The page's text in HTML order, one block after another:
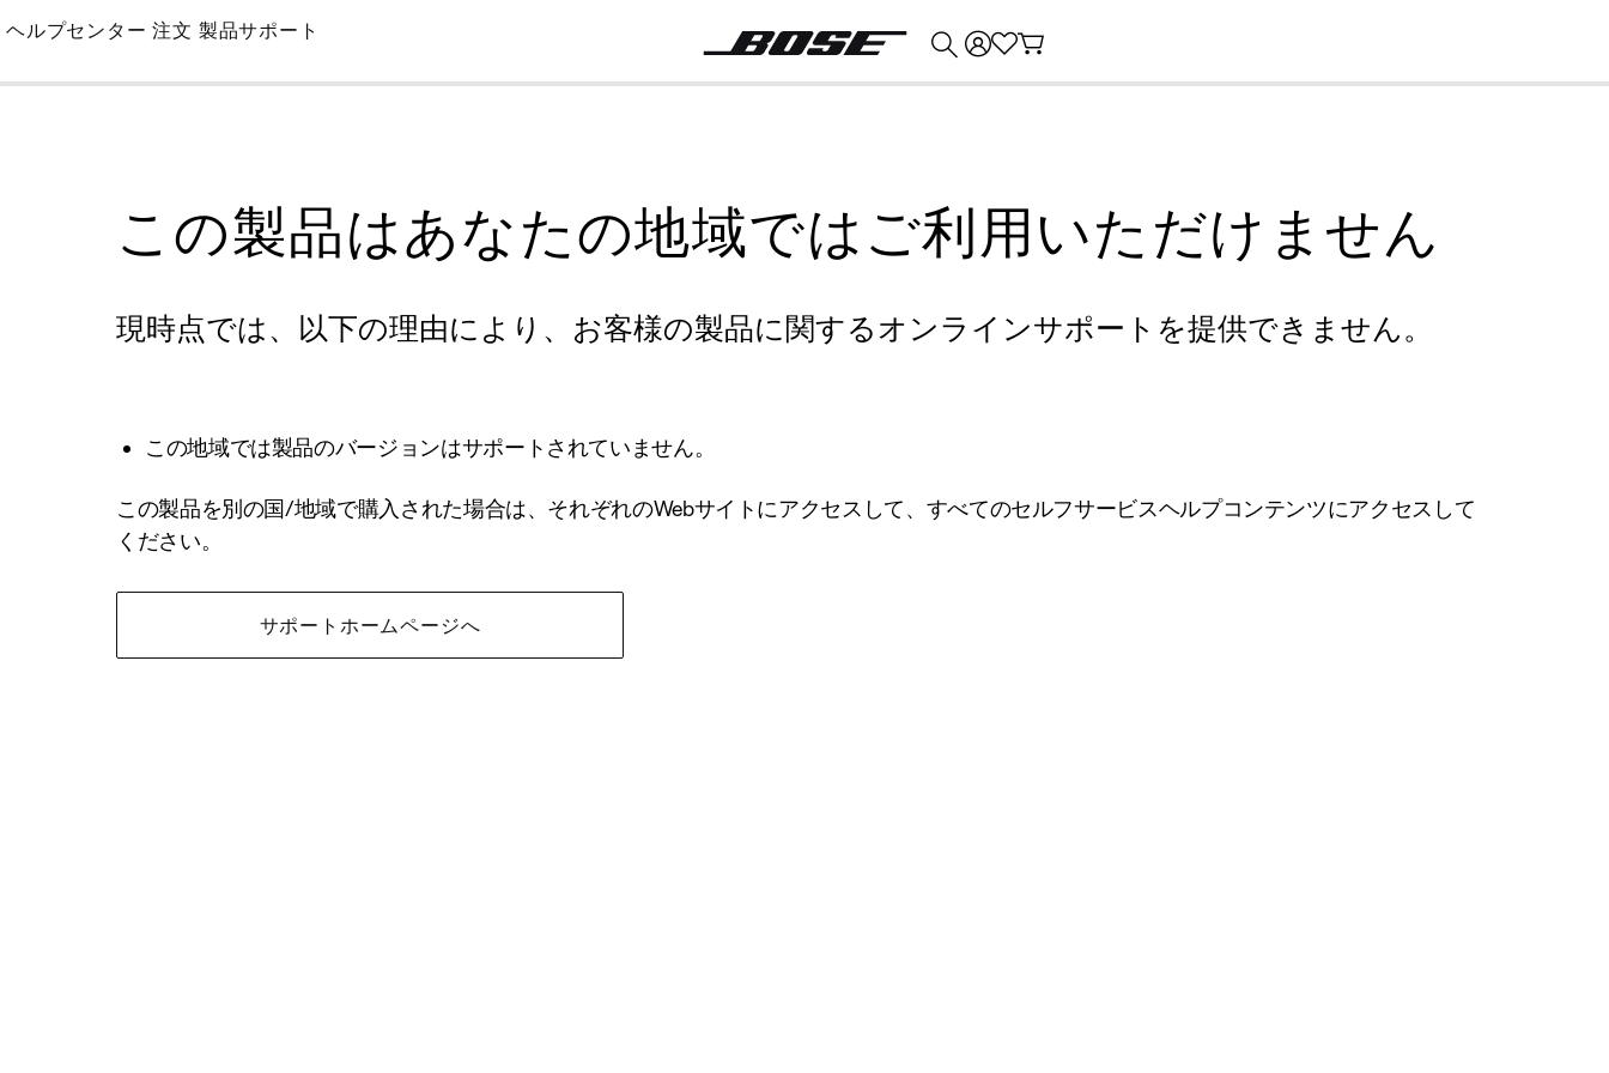
Skip
Main
ヘルプセンター 注文 製品サポート
この製品はあなたの地域ではご利用いただけません
現時点では、以下の理由により、お客様の製品に関するオンラインサポートを提供できません。
この地域では製品のバージョンはサポートされていません。
この製品を別の国/地域で購入された場合は、それぞれのWebサイトにアクセスして、すべてのセルフサービスヘルプコンテンツにアクセスして
ください。
サポートホームページへ